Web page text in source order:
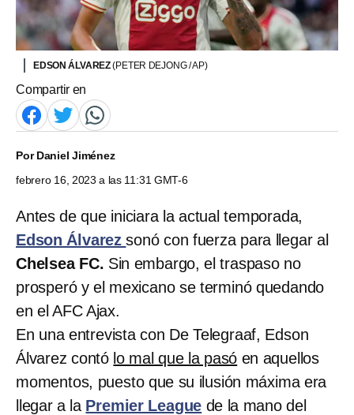
EDSON ÁLVAREZ(PETER DEJONG / AP)
Compartir en
PorDaniel Jiménez
febrero 16, 2023 a las 11:31 GMT-6
Antes de que iniciara la actual temporada,
Edson Álvarez sonó con fuerza para llegar al
Chelsea FC. Sin embargo, el traspaso no
prosperó y el mexicano se terminó quedando
en el AFC Ajax.
En una entrevista con De Telegraaf, Edson
Álvarez contó lo mal que la pasó en aquellos
momentos, puesto que su ilusión máxima era
llegar a la Premier League de la mano del